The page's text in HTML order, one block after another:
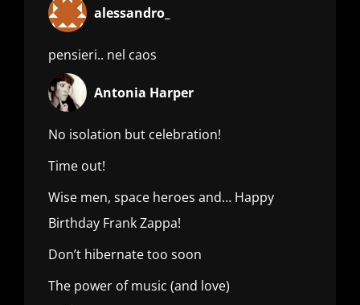
alessandro_
pensieri.. nel caos
Antonia Harper
No isolation but celebration!
Time out!
Wise men, space heroes and… Happy
Birthday Frank Zappa!
Don’t hibernate too soon
The power of music (and love)